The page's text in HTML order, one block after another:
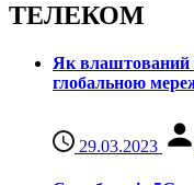
ТЕЛЕКОМ
Як влаштований
глобальною
29.03.2023